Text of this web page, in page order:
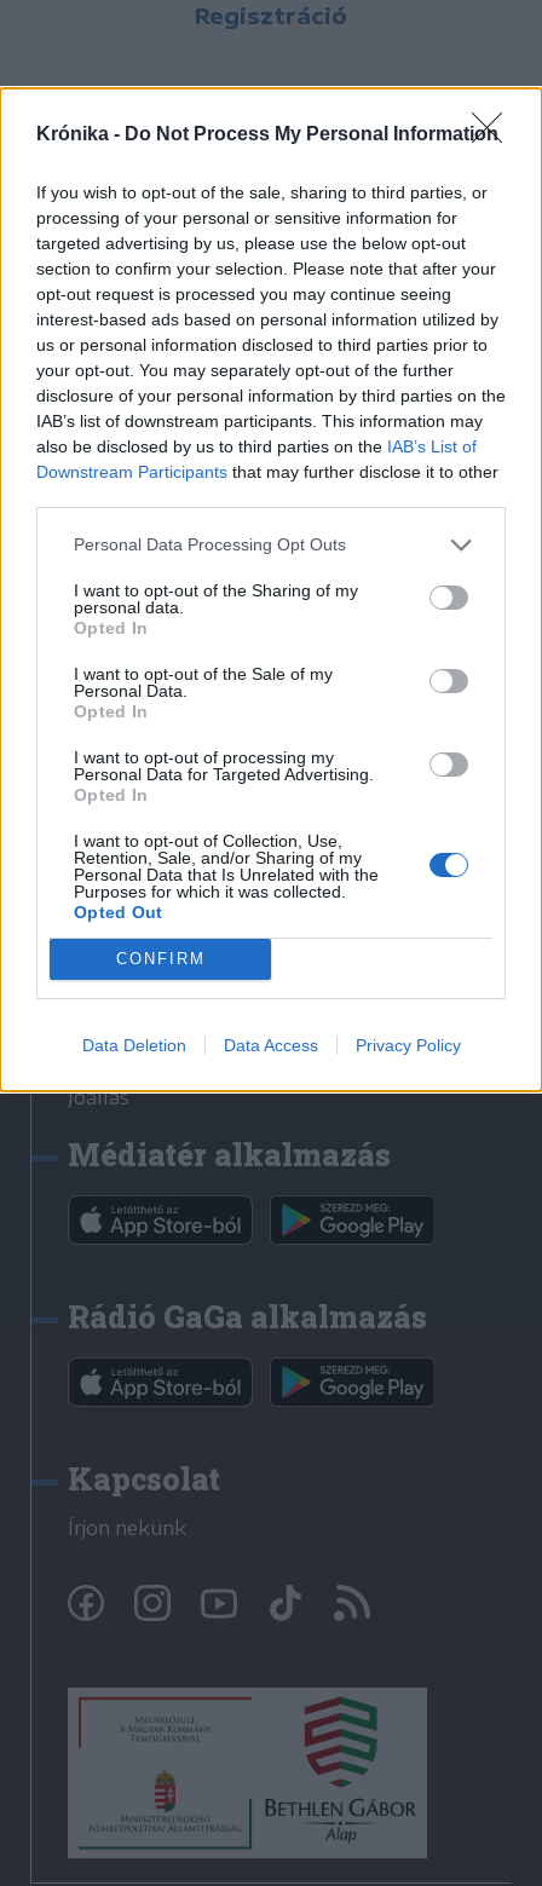
Krónika - Do Not Process My Personal Information
If you wish to opt-out of the sale, sharing to third parties, or
processing of your personal or sensitive information for
targeted advertising by us, please use the below opt-out
section to confirm your selection. Please note that after your
opt-out request is processed you may continue seeing
interest-based ads based on personal information utilized by
us or personal information disclosed to third parties prior to
your opt-out. You may separately opt-out of the further
disclosure of your personal information by third parties on the
IAB’s list of downstream participants. This information may
also be disclosed by us to third parties on the IAB’s List of
Downstream Participants that may further disclose it to other
Personal Data Processing Opt Outs
I want to opt-out of the Sharing of my
personal data.
Opted In
I want to opt-out of the Sale of my
Personal Data.
Opted In
I want to opt-out of processing my
Personal Data for Targeted Advertising.
Opted In
I want to opt-out of Collection, Use,
Retention, Sale, and/or Sharing of my
Personal Data that Is Unrelated with the
Purposes for which it was collected.
Opted Out
CONFIRM
Data Deletion Data Access Privacy Policy
Regisztráció
Hasznos
Impresszum
Szerzői jogok
Adatvédelmi tájékoztató
Cookie-kezelési tájékoztató
Nyomtatott lapjaink archívuma
Médiaajánlat
Sütibeállítások
Médiatér
Székely Sport
Liget
Bihari Napló
Erdélyi Napló
Főtér
Jóállás
Médiatér alkalmazás
Rádió GaGa alkalmazás
Kapcsolat
Írjon nekünk